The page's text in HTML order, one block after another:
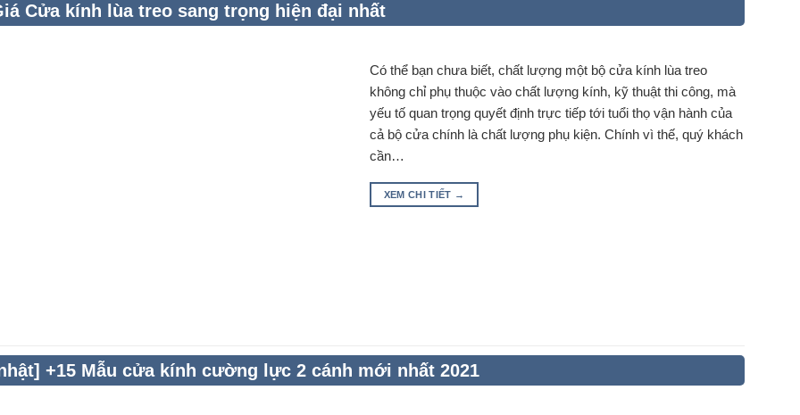
Cửa kính lùa treo sang trọng hiện đại nhất
Có thể bạn chưa biết, chất lượng một bộ cửa kính lùa treo
không chỉ phụ thuộc vào chất lượng kính, kỹ thuật thi công, mà
yếu tố quan trọng quyết định trực tiếp tới tuổi thọ vận hành của
cả bộ cửa chính là chất lượng phụ kiện. Chính vì thế, quý khách
cần…
XEM CHI TIẾT →
+15 Mẫu cửa kính cường lực 2 cánh mới nhất 2021